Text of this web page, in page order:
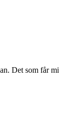
Det som